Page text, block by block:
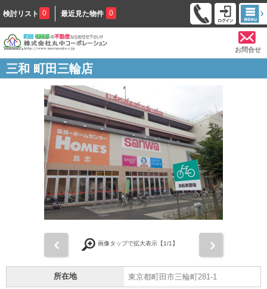
検討リスト 0 最近見た物件 0
お問合せ
三和 町田三輪店
画像タップで拡大表示【1/1】
所在地 東京都町田市三輪町281-1